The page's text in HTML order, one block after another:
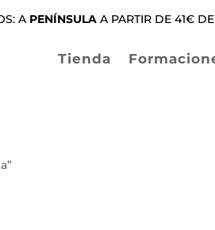
A PENÍNSULAA PARTIR DE 41€
Tienda